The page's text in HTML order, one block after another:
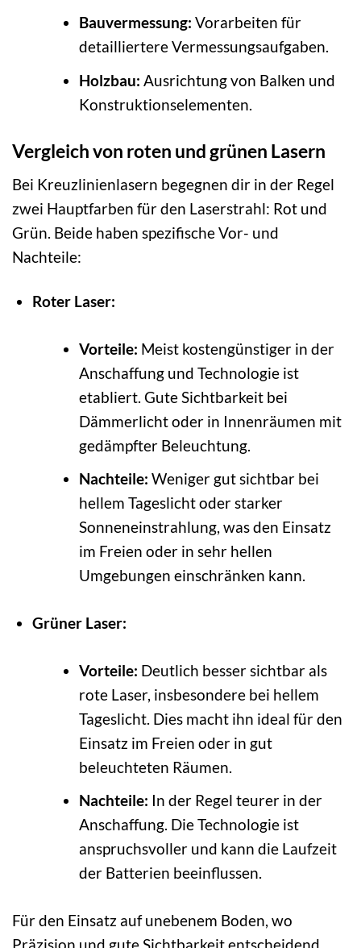
Bauvermessung: Vorarbeiten für
detailliertere Vermessungsaufgaben.
Holzbau: Ausrichtung von Balken und
Konstruktionselementen.
Vergleich von roten und grünen Lasern
Bei Kreuzlinienlasern begegnen dir in der Regel
zwei Hauptfarben für den Laserstrahl: Rot und
Grün. Beide haben spezifische Vor- und
Nachteile:
Roter Laser:
Vorteile: Meist kostengünstiger in der
Anschaffung und Technologie ist
etabliert. Gute Sichtbarkeit bei
Dämmerlicht oder in Innenräumen mit
gedämpfter Beleuchtung.
Nachteile: Weniger gut sichtbar bei
hellem Tageslicht oder starker
Sonneneinstrahlung, was den Einsatz
im Freien oder in sehr hellen
Umgebungen einschränken kann.
Grüner Laser:
Vorteile: Deutlich besser sichtbar als
rote Laser, insbesondere bei hellem
Tageslicht. Dies macht ihn ideal für den
Einsatz im Freien oder in gut
beleuchteten Räumen.
Nachteile: In der Regel teurer in der
Anschaffung. Die Technologie ist
anspruchsvoller und kann die Laufzeit
der Batterien beeinflussen.
Für den Einsatz auf unebenem Boden, wo